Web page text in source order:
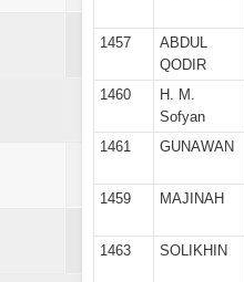
1457
ABDUL
QODIR
1460
H. M.
Sofyan
1461
GUNAWAN
1459
MAJINAH
1463
SOLIKHIN